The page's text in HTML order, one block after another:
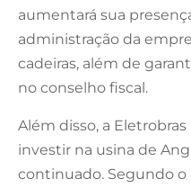
aumentará sua
administração da
cadeiras, além de
no conselho fiscal.
Além disso, a
investir na usina de
continuado. Segundo o